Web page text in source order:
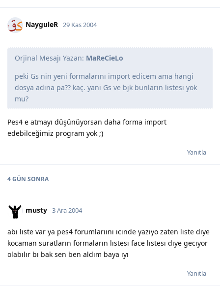
NayguleR 29 Kas 2004
Orjinal Mesajı Yazan: MaReCieLo
peki Gs nin yeni formalarını import edicem ama hangi
dosya adına pa?? kaç. yani Gs ve bjk bunların listesi yok
mu?
Pes4 e atmayı düşünüyorsan daha forma import
edebilceğimiz program yok ;)
Yanıtla
4 GÜN SONRA
musty 3 Ara 2004
abı lıste var ya pes4 forumlarıını ıcınde yazıyo zaten lıste dıye
kocaman suratların formaların lıstesı face lıstesı dıye gecıyor
olabılır bı bak sen ben aldım baya ıyı
Yanıtla